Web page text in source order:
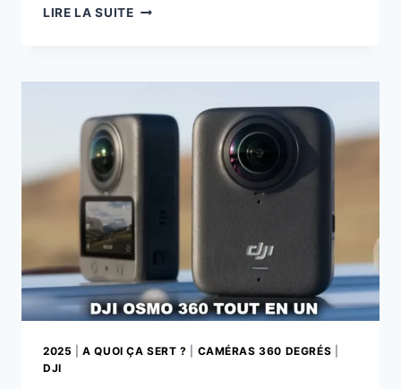
LIRE LA SUITECOMMENT
360
EN
2025 |A QUOI ÇA SERT ? CAMÉRAS 360 DEGRÉS
DJI